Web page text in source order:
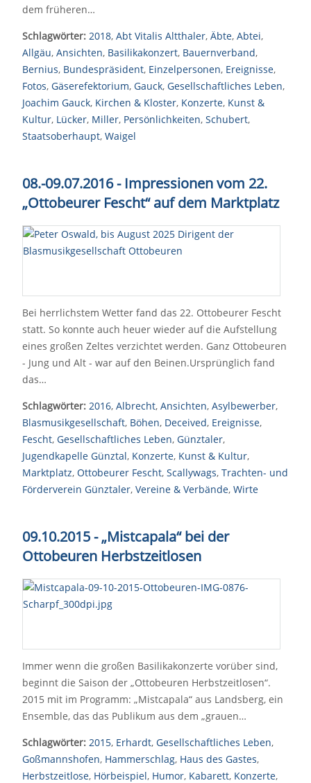
dem früheren…
Schlagwörter: 2018, Abt Vitalis Altthaler, Äbte, Abtei,
Allgäu, Ansichten, Basilikakonzert, Bauernverband,
Bernius, Bundespräsident, Einzelpersonen, Ereignisse,
Fotos, Gäserefektorium, Gauck, Gesellschaftliches Leben,
Joachim Gauck, Kirchen & Kloster, Konzerte, Kunst &
Kultur, Lücker, Miller, Persönlichkeiten, Schubert,
Staatsoberhaupt, Waigel
08.-09.07.2016 - Impressionen vom 22.
„Ottobeurer Fescht“ auf dem Marktplatz
Bei herrlichstem Wetter fand das 22. Ottobeurer Fescht
statt. So konnte auch heuer wieder auf die Aufstellung
eines großen Zeltes verzichtet werden. Ganz Ottobeuren
- Jung und Alt - war auf den Beinen.Ursprünglich fand
das…
Schlagwörter: 2016, Albrecht, Ansichten, Asylbewerber,
Blasmusikgesellschaft, Böhen, Deceived, Ereignisse,
Fescht, Gesellschaftliches Leben, Günztaler,
Jugendkapelle Günztal, Konzerte, Kunst & Kultur,
Marktplatz, Ottobeurer Fescht, Scallywags, Trachten- und
Förderverein Günztaler, Vereine & Verbände, Wirte
09.10.2015 - „Mistcapala“ bei der
Ottobeuren Herbstzeitlosen
Immer wenn die großen Basilikakonzerte vorüber sind,
beginnt die Saison der „Ottobeuren Herbstzeitlosen“.
2015 mit im Programm: „Mistcapala“ aus Landsberg, ein
Ensemble, das das Publikum aus dem „grauen…
Schlagwörter: 2015, Erhardt, Gesellschaftliches Leben,
Goßmannshofen, Hammerschlag, Haus des Gastes,
Herbstzeitlose, Hörbeispiel, Humor, Kabarett, Konzerte,